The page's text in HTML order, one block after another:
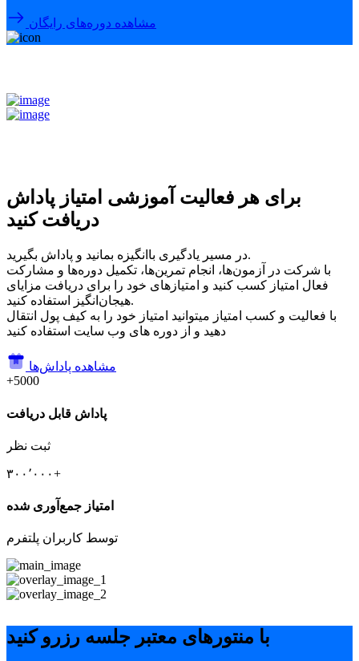
مشاهده دوره‌های رایگان
برای هر فعالیت آموزشی امتیاز پاداش
دریافت کنید
در مسیر یادگیری باانگیزه بمانید و پاداش بگیرید.
با شرکت در آزمون‌ها، انجام تمرین‌ها، تکمیل دوره‌ها و مشارکت
فعال امتیاز کسب کنید و امتیازهای خود را برای دریافت مزایای
هیجان‌انگیز استفاده کنید.
با فعالیت و کسب امتیاز میتوانید امتیاز خود را به کیف پول انتقال
دهید و از دوره های وب سایت استفاده کنید
مشاهده پاداش‌ها
+5000
پاداش قابل دریافت
ثبت نظر
۳۰۰٬۰۰۰+
امتیاز جمع‌آوری شده
توسط کاربران پلتفرم
با منتورهای معتبر جلسه رزرو کنید